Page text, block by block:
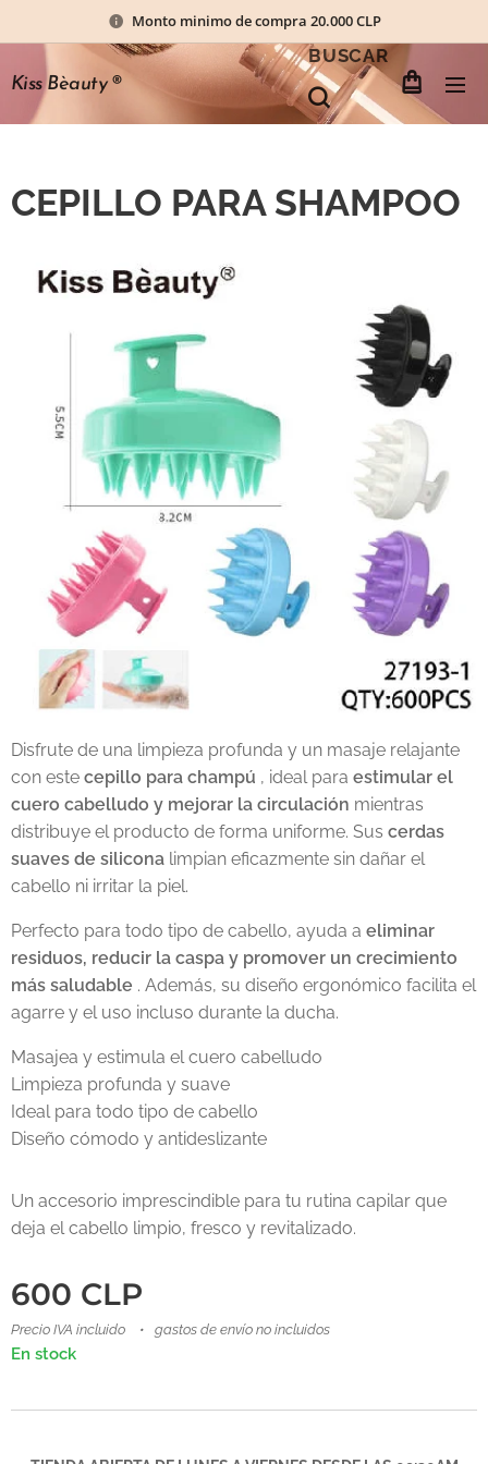
Monto minimo de compra 20.000 CLP
Kiss Bèauty®
BUSCAR
CEPILLO PARA SHAMPOO
Disfrute de una limpieza profunda y un masaje relajante
con este cepillo para champú , ideal para estimular el
cuero cabelludo y mejorar la circulación mientras
distribuye el producto de forma uniforme. Sus cerdas
suaves de silicona limpian eficazmente sin dañar el
cabello ni irritar la piel.
Perfecto para todo tipo de cabello, ayuda a eliminar
residuos, reducir la caspa y promover un crecimiento
más saludable . Además, su diseño ergonómico facilita el
agarre y el uso incluso durante la ducha.
Masajea y estimula el cuero cabelludo
Limpieza profunda y suave
Ideal para todo tipo de cabello
Diseño cómodo y antideslizante
Un accesorio imprescindible para tu rutina capilar que
deja el cabello limpio, fresco y revitalizado.
600 CLP
Precio IVA incluido gastos de envío no incluidos
En stock